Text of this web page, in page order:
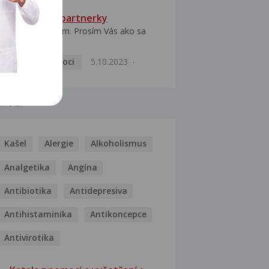
HPV typ 52 u partnerky
Dobrý deň prajem. Prosím Vás ako sa
Pohlavní nemoci
5.10.2023
Kašel Alergie Alkoholismus
Analgetika Angína
Antibiotika Antidepresiva
Antihistaminika Antikoncepce
Antivirotika